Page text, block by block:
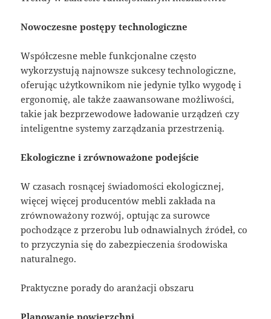
Nowoczesne postępy technologiczne
Współczesne meble funkcjonalne często
wykorzystują najnowsze sukcesy technologiczne,
oferując użytkownikom nie jedynie tylko wygodę i
ergonomię, ale także zaawansowane możliwości,
takie jak bezprzewodowe ładowanie urządzeń czy
inteligentne systemy zarządzania przestrzenią.
Ekologiczne i zrównoważone podejście
W czasach rosnącej świadomości ekologicznej,
więcej więcej producentów mebli zakłada na
zrównoważony rozwój, optując za surowce
pochodzące z przerobu lub odnawialnych źródeł, co
to przyczynia się do zabezpieczenia środowiska
naturalnego.
Praktyczne porady do aranżacji obszaru
Planowanie powierzchni